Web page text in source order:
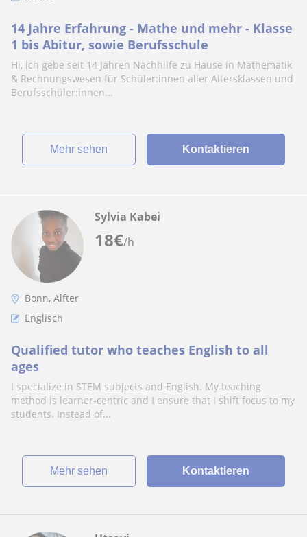
14 Jahre Erfahrung - Mathe und mehr - Klasse
1 bis Abitur, sowie Berufsschule
Hi, ich gebe seit 14 Jahren Nachhilfe zu Hause in Mathematik
& Rechnungswesen für Schüler:innen aller Altersklassen und
Berufsschüler:innen...
Mehr sehen Kontaktieren
18€/h
Sylvia Kabei
Bonn, Alfter
Englisch
Qualified tutor who teaches English to all
ages
I specialize in STEM subjects and English. My teaching
method is learner-centric and I ensure that I shift focus to my
students. Instead of...
Mehr sehen Kontaktieren